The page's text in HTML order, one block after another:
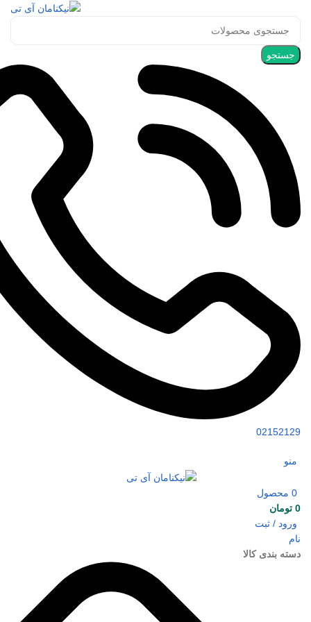
جستجو
02152129
منو
0 محصول
0 تومان
ورود / ثبت
نام
دسته بندی کالا